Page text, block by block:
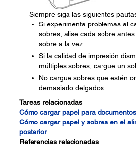
Siempre siga las siguientes
Si experimenta problemas al
sobres, alise cada sobre
sobre a la vez.
Si la calidad de impresión
múltiples sobres, cargue un
No cargue sobres que estén
demasiado delgados.
Tareas relacionadas
Cómo cargar papel para
Cómo cargar papel y sobres en el
posterior
Referencias relacionadas